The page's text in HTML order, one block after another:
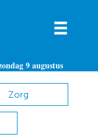
9 augustus
Zorg